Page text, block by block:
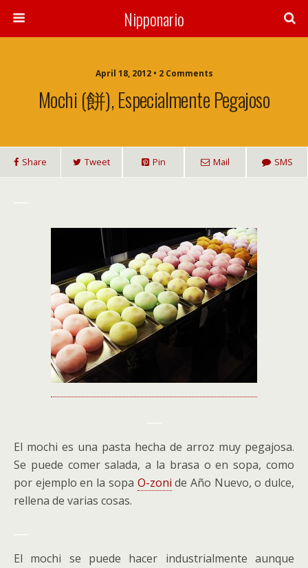
Nipponario
April 18, 2012 • 2 Comments
Mochi (餅), Especialmente Pegajoso
Share Tweet Pin Mail SMS
El mochi es una pasta hecha de arroz muy pegajosa.
Se puede comer salada, a la brasa o en sopa, como
por ejemplo en la sopa O-zoni de Año Nuevo, o dulce,
rellena de varias cosas.
El mochi se puede hacer industrialmente aunque